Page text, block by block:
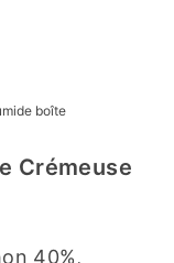
boîte
Crémeuse
40%,